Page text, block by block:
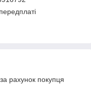
рахунок покупця